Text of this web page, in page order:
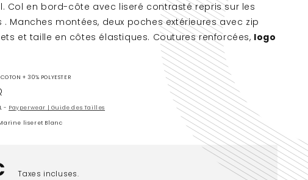
Col en bord-côte avec liseré contrasté repris sur les
Manches montées, deux poches extérieures avec zip
et taille en côtes élastiques. Coutures renforcées, logo
+ 30% POLYESTER
- Payperwear | Guide des Tailles
liseret Blanc
Taxes incluses.